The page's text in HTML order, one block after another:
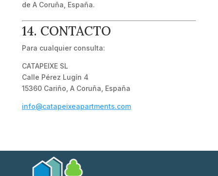
de A Coruña, España.
14. CONTACTO
Para cualquier consulta:
CATAPEIXE SL
Calle Pérez Lugín 4
15360 Cariño, A Coruña, España
info@catapeixeapartments.com